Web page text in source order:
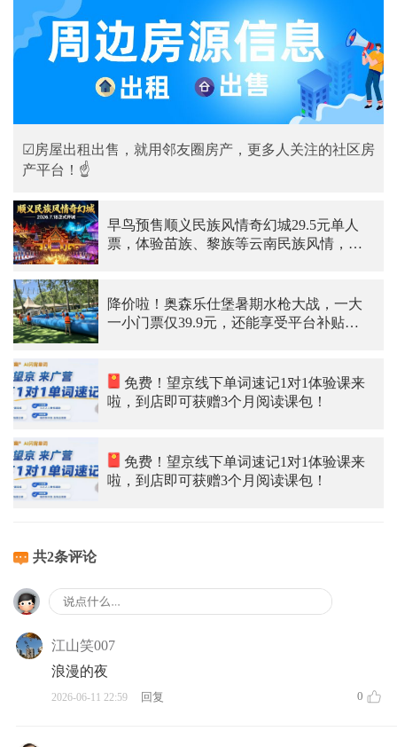
☑房屋出租出售，就用邻友圈房产，更多人关注的社区房
产平台！☝
早鸟预售顺义民族风情奇幻城29.5元单人
票，体验苗族、黎族等云南民族风情，太
降价啦！奥森乐仕堡暑期水枪大战，一大
一小门票仅39.9元，还能享受平台补贴，
免费！望京线下单词速记1对1体验课来
啦，到店即可获赠3个月阅读课包！
免费！望京线下单词速记1对1体验课来
啦，到店即可获赠3个月阅读课包！
共2条评论
江山笑007
浪漫的夜
0
2026-06-11 22:59 回复